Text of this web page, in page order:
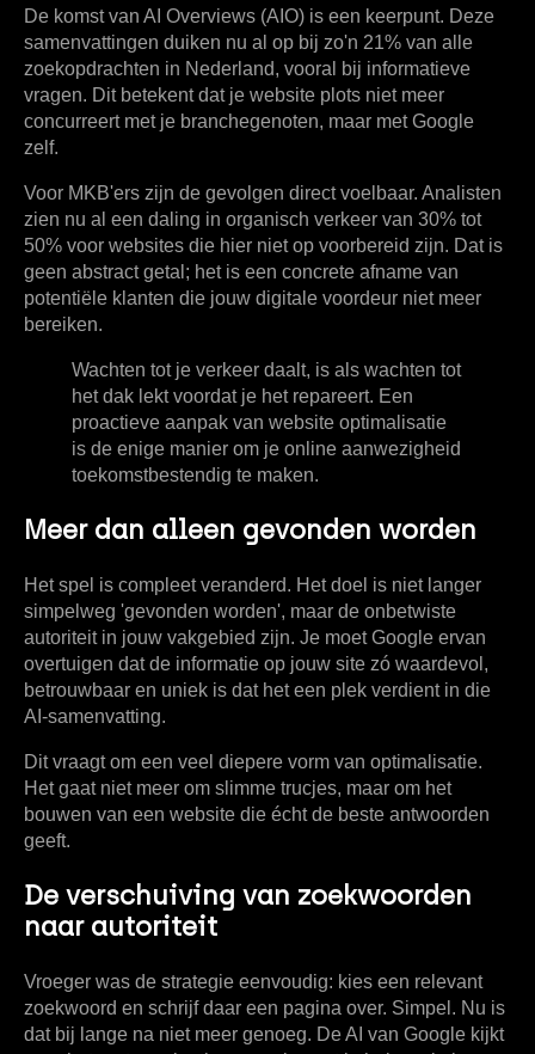
De komst van AI Overviews (AIO) is een keerpunt. Deze
samenvattingen duiken nu al op bij zo'n 21% van alle
zoekopdrachten in Nederland, vooral bij informatieve
vragen. Dit betekent dat je website plots niet meer
concurreert met je branchegenoten, maar met Google
zelf.
Voor MKB'ers zijn de gevolgen direct voelbaar. Analisten
zien nu al een daling in organisch verkeer van 30% tot
50% voor websites die hier niet op voorbereid zijn. Dat is
geen abstract getal; het is een concrete afname van
potentiële klanten die jouw digitale voordeur niet meer
bereiken.
Wachten tot je verkeer daalt, is als wachten tot
het dak lekt voordat je het repareert. Een
proactieve aanpak van website optimalisatie
is de enige manier om je online aanwezigheid
toekomstbestendig te maken.
Meer dan alleen gevonden worden
Het spel is compleet veranderd. Het doel is niet langer
simpelweg 'gevonden worden', maar de onbetwiste
autoriteit in jouw vakgebied zijn. Je moet Google ervan
overtuigen dat de informatie op jouw site zó waardevol,
betrouwbaar en uniek is dat het een plek verdient in die
AI-samenvatting.
Dit vraagt om een veel diepere vorm van optimalisatie.
Het gaat niet meer om slimme trucjes, maar om het
bouwen van een website die écht de beste antwoorden
geeft.
De verschuiving van zoekwoorden
naar autoriteit
Vroeger was de strategie eenvoudig: kies een relevant
zoekwoord en schrijf daar een pagina over. Simpel. Nu is
dat bij lange na niet meer genoeg. De AI van Google kijkt